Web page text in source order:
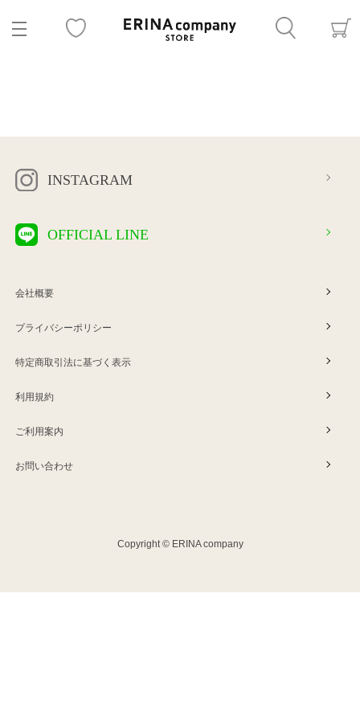
INSTAGRAM
OFFICIAL LINE
会社概要
プライバシーポリシー
特定商取引法に基づく表示
利用規約
ご利用案内
お問い合わせ
Copyright © ERINA company